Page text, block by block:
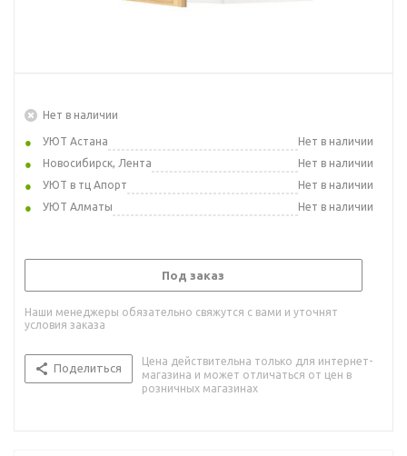
Нет в наличии
УЮТ Астана
Нет в наличии
Новосибирск, Лента
Нет в наличии
УЮТ в тц Апорт
Нет в наличии
УЮТ Алматы
Нет в наличии
Под заказ
Наши менеджеры обязательно свяжутся с вами и уточнят
условия заказа
Поделиться
Цена действительна только для интернет-
магазина и может отличаться от цен в
розничных магазинах